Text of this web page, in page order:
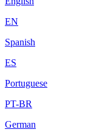
EN
Spanish
ES
Portuguese
PT-BR
German